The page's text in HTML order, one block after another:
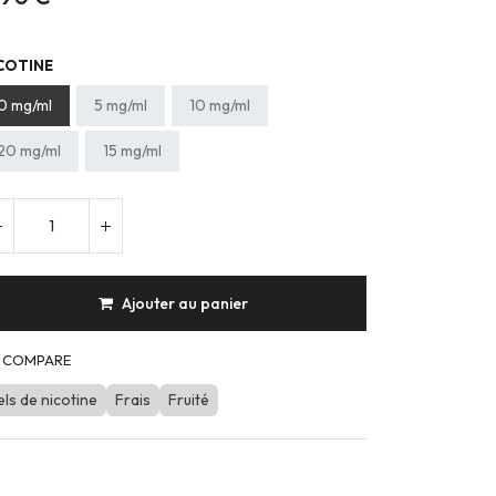
mg/ml 5 mg/ml 10 mg/ml
mg/ml 15 mg/ml
Ajouter au panier
COMPARE
de nicotine Frais Fruité